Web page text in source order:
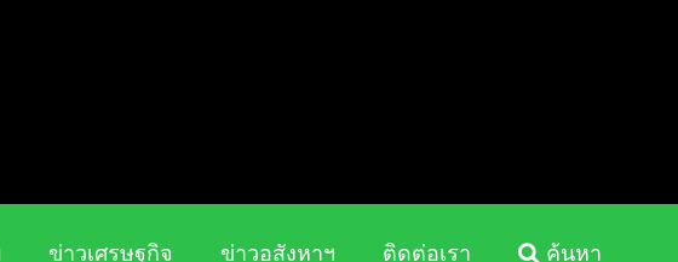
ข่าวเศรษฐกิจ ข่าวอสังหาฯ ติดต่อเรา ค้นหา